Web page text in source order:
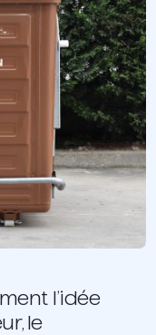
l’idée
le